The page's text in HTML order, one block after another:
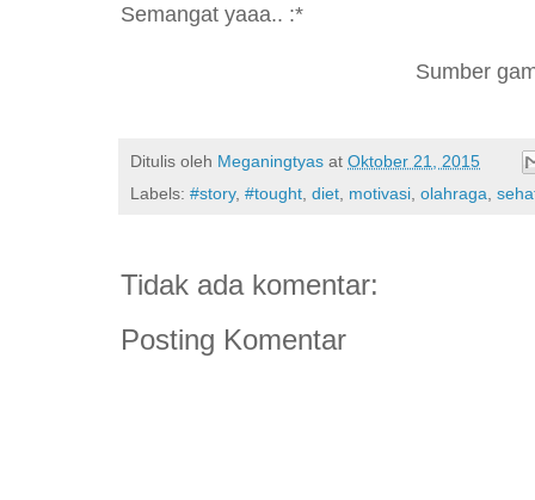
Semangat yaaa.. :*
Sumber
Ditulis oleh Meganingtyas at Oktober 21, 2015
Labels: #story, #tought diet motivasi olahraga
Tidak ada komentar:
Posting Komentar